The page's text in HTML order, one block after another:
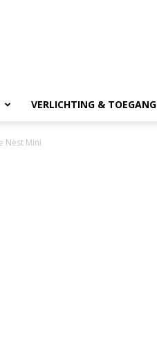
VERLICHTING & TOEGANG
Nest Mini